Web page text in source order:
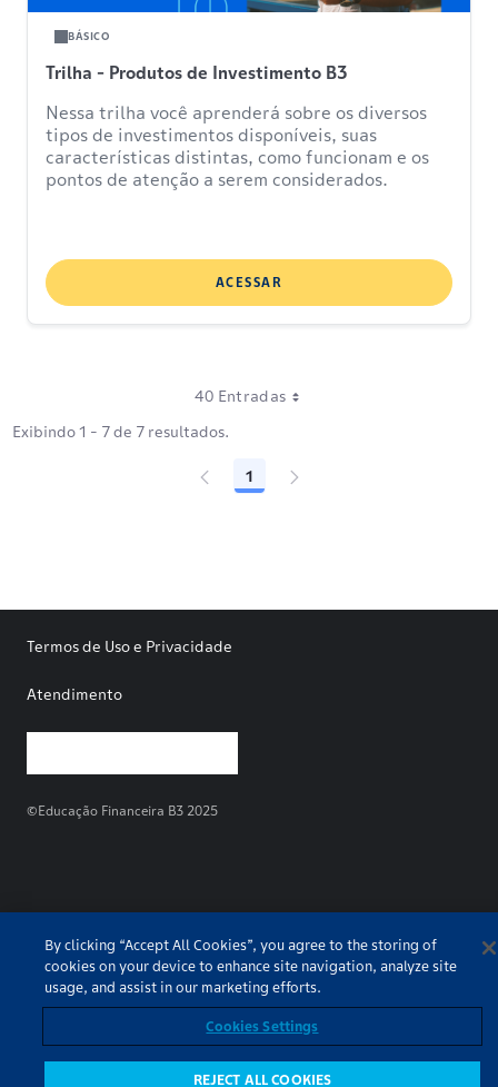
BÁSICO
Trilha - Produtos de Investimento B3
Nessa trilha você aprenderá sobre os diversos
tipos de investimentos disponíveis, suas
características distintas, como funcionam e os
pontos de atenção a serem considerados.
ACESSAR
40 Entradas
Exibindo 1 - 7 de 7 resultados.
Página
1
Termos de Uso e Privacidade
Atendimento
©Educação Financeira B3 2025
By clicking “Accept All Cookies”, you agree to the storing of
cookies on your device to enhance site navigation, analyze site
usage, and assist in our marketing efforts.
Cookies Settings
REJECT ALL COOKIES